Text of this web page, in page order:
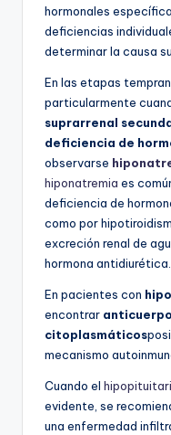
hormonales
deficiencias
determinar la causa
En las etapas
particularmente
suprarrenal
deficiencia de
observarse
hiponatremia es
deficiencia de
como por
excreción renal de
hormona antidiurética.
En pacientes con
encontrar
citoplasmáticos
mecanismo
Cuando el
evidente, se
una enfermedad